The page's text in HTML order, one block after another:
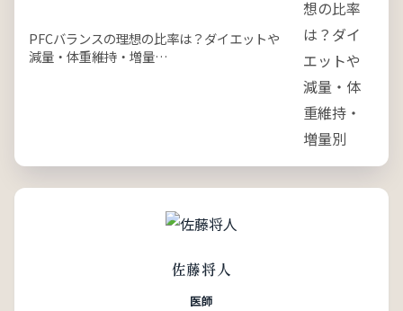
PFCバランスの理想の比率は？ダイエットや
減量・体重維持・増量…
佐藤将人
医師